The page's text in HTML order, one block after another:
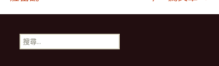
章
導搜
尋